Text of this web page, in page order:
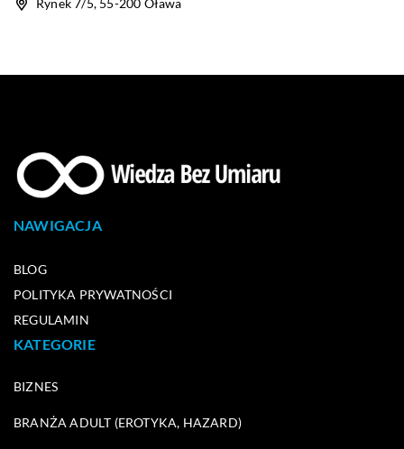
Rynek 7/5, 55-200 Oława
NAWIGACJA
BLOG
POLITYKA PRYWATNOŚCI
REGULAMIN
KATEGORIE
BIZNES
BRANŻA ADULT (EROTYKA, HAZARD)